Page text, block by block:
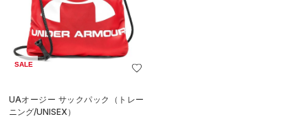
SALE
UAオージー サックパック（トレー
ニング/UNISEX）